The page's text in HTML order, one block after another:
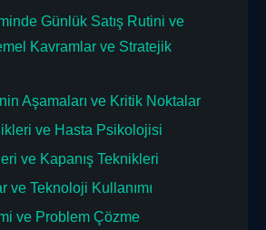
Günlük Satış Rutini ve
Kavramlar ve Stratejik
Aşamaları ve Kritik Noktalar
ve Hasta Psikolojisi
ve Kapanış Teknikleri
ve Teknoloji Kullanımı
ve Problem Çözme